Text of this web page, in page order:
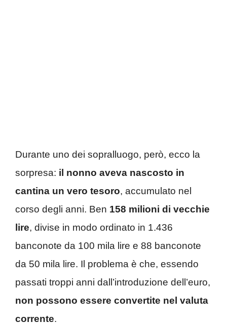
Durante uno dei sopralluogo, però, ecco la
sorpresa: il nonno aveva nascosto in
cantina un vero tesoro, accumulato nel
corso degli anni. Ben 158 milioni di vecchie
lire, divise in modo ordinato in 1.436
banconote da 100 mila lire e 88 banconote
da 50 mila lire. Il problema è che, essendo
passati troppi anni dall’introduzione dell’euro,
non possono essere convertite nel valuta
corrente.